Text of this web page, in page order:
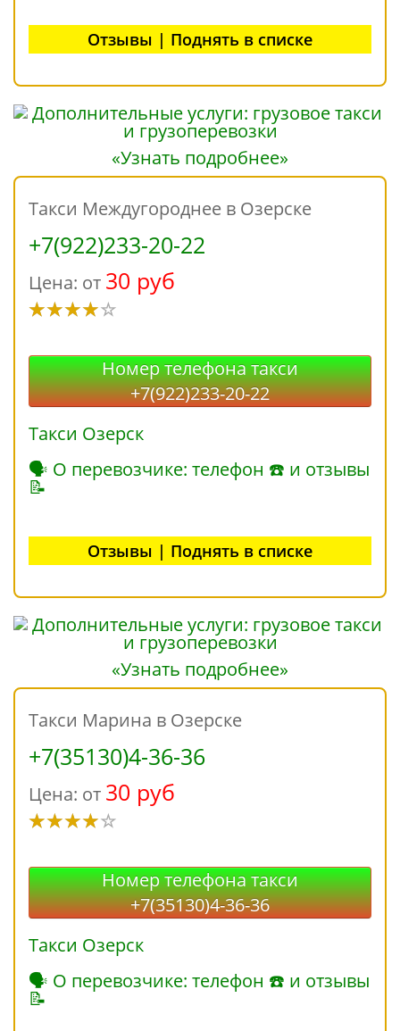
Отзывы | Поднять в списке
«Узнать подробнее»
Такси Междугороднее в Озерске
+7(922)233-20-22
Цена: от 30 руб
Номер телефона такси
+7(922)233-20-22
Такси Озерск
🗣 О перевозчике: телефон ☎ и отзывы
📝
Отзывы | Поднять в списке
«Узнать подробнее»
Такси Марина в Озерске
+7(35130)4-36-36
Цена: от 30 руб
Номер телефона такси
+7(35130)4-36-36
Такси Озерск
🗣 О перевозчике: телефон ☎ и отзывы
📝